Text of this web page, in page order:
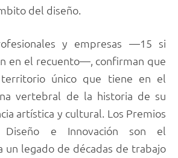
del diseño.
y empresas —15 si
en el recuento—, confirman que
único que tiene en el
vertebral de la historia de su
artística y cultural. Los Premios
Diseño e Innovación son el
un legado de décadas de trabajo